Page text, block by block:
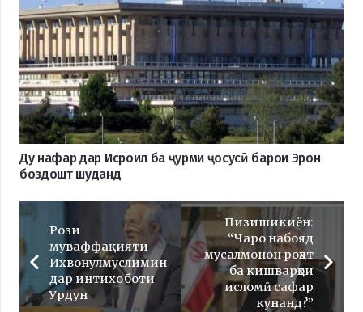
Ду нафар дар Исроил ба ҷурми ҷосусӣ барои Эрон
боздошт шуданд
Рози
муваффақияти
Ихвонулмуслимин
дар интихоботи
Урдун
Пизишикиён:
“Чаро набояд
мусалмонон роҳат
ба кишварҳои
исломӣ сафар
кунанд?”